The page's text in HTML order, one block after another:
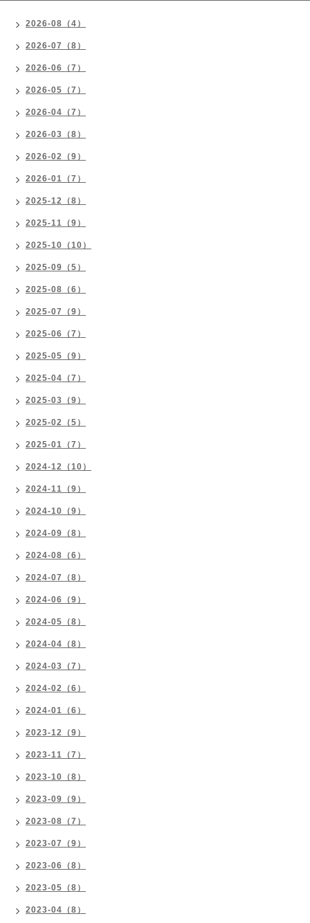
2026-08（4）
2026-07（8）
2026-06（7）
2026-05（7）
2026-04（7）
2026-03（8）
2026-02（9）
2026-01（7）
2025-12（8）
2025-11（9）
2025-10（10）
2025-09（5）
2025-08（6）
2025-07（9）
2025-06（7）
2025-05（9）
2025-04（7）
2025-03（9）
2025-02（5）
2025-01（7）
2024-12（10）
2024-11（9）
2024-10（9）
2024-09（8）
2024-08（6）
2024-07（8）
2024-06（9）
2024-05（8）
2024-04（8）
2024-03（7）
2024-02（6）
2024-01（6）
2023-12（9）
2023-11（7）
2023-10（8）
2023-09（9）
2023-08（7）
2023-07（9）
2023-06（8）
2023-05（8）
2023-04（8）